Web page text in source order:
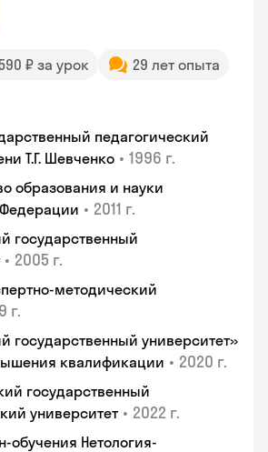
₽ за урок
29 лет опыта
педагогический
Т.Г. Шевченко • 1996 г.
образования и науки
• 2011 г.
государственный
• 2005 г.
методический
г.
государственный университет»
квалификации • 2020 г.
государственный
университет • 2022 г.
обучения Нетология-